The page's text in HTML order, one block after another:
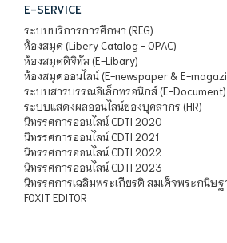
E-SERVICE
ระบบบริการการศึกษา (REG)
ห้องสมุด (Libery Catalog - OPAC)
ห้องสมุดดิจิทัล (E-Libary)
ห้องสมุดออนไลน์ (E-newspaper & E-
ระบบสารบรรณอิเล็กทรอนิกส์ (E-Document)
ระบบแสดงผลออนไลน์ของบุคลากร (HR)
นิทรรศการออนไลน์ CDTI 2020
นิทรรศการออนไลน์ CDTI 2021
นิทรรศการออนไลน์ CDTI 2022
นิทรรศการออนไลน์ CDTI 2023
นิทรรศการเฉลิมพระเกียรติ สมเด็จพระกนิษฐ
FOXIT EDITOR